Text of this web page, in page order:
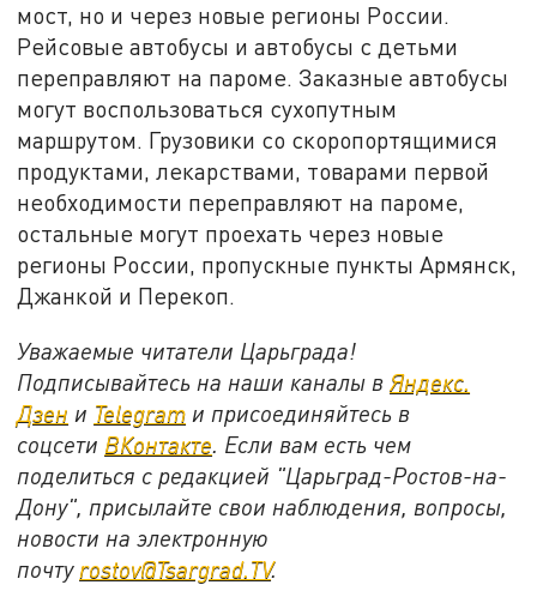
мост, но и через новые регионы России.
Рейсовые автобусы и автобусы с детьми
переправляют на пароме. Заказные автобусы
могут воспользоваться сухопутным
маршрутом. Грузовики со скоропортящимися
продуктами, лекарствами, товарами первой
необходимости переправляют на пароме,
остальные могут проехать через новые
регионы России, пропускные пункты Армянск,
Джанкой и Перекоп.
Уважаемые читатели Царьграда!
Подписывайтесь на наши каналы вЯндекс.
Дзен и Telegram и присоединяйтесь в
соцсети ВКонтакте. Если вам есть чем
поделиться с редакцией "Царьград-Ростов-на-
Дону", присылайте свои наблюдения, вопросы,
новости на электронную
почту rostov@Tsargrad.ТV.